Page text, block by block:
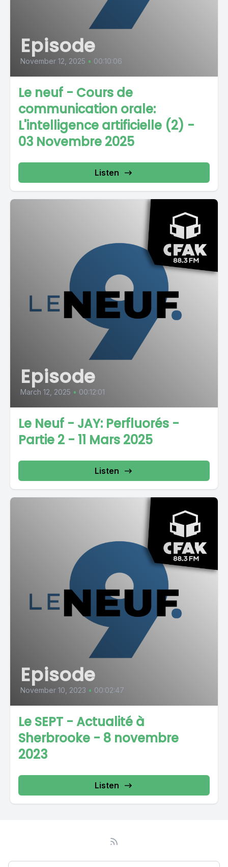
Episode
November 12, 2025 • 00:10:06
Le neuf - Cours de
communication orale:
L'intelligence artificielle (2) -
03 Novembre 2025
Listen
Episode
March 12, 2025 • 00:12:01
Le Neuf - JAY: Perfluorés -
Partie 2 - 11 Mars 2025
Listen
Episode
November 10, 2023 • 00:02:47
Le SEPT - Actualité à
Sherbrooke - 8 novembre
2023
Listen